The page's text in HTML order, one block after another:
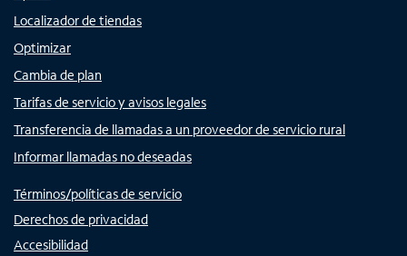
Localizador de tiendas
Optimizar
Cambia de plan
Tarifas de servicio y avisos legales
Transferencia de llamadas a un proveedor de servicio rural
Informar llamadas no deseadas
Términos/políticas de servicio
Derechos de privacidad
Accesibilidad